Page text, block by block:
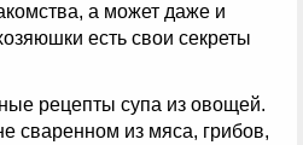
а может даже и
есть свои секреты
рецепты супа из овощей.
сваренном из мяса, грибов,